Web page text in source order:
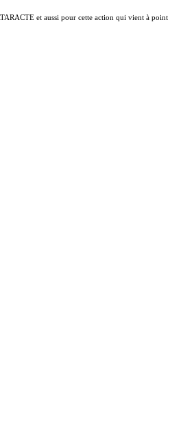
et aussi pour cette action qui vient à point